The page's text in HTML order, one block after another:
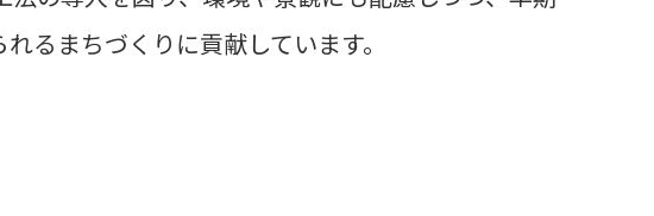
るまちづくりに貢献しています。